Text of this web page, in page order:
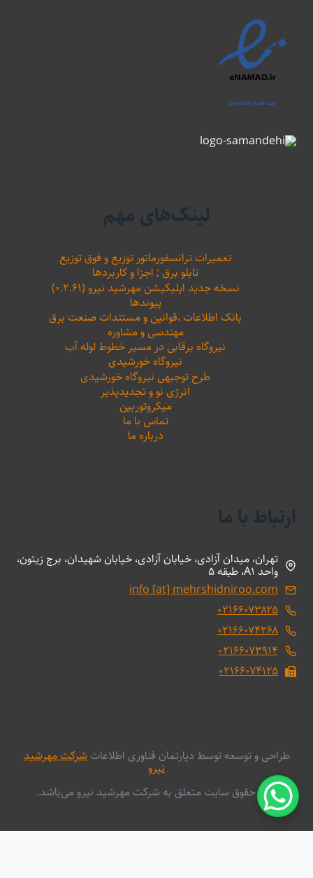
لینک‌های مهم
تعمیرات ترانسفورماتور توزیع و فوق توزیع
تابلو برق ; اجزا و کاربردها
نسخه جدید اپلیکیشن مهرشید نیرو (۰.۲.۶۱)
پیوندها
بانک اطلاعات ،‌قوانین و مستندات صنعت برق
مهندسی و مشاوره
نیروگاه برقابی در مسیر خطوط لوله آب
نیروگاه خورشیدی
طرح توجیهی نیروگاه خورشیدی
انرژی نو و تجدیدپذیر
میکروتوربین
تماس با ما
درباره ما
ارتباط با ما
تهران، میدان آزادی، خیابان آزادی، خیابان شهیدان، برج زیتون،
واحد A1، طبقه 5
info [at] mehrshidniroo.com
۰۲۱۶۶۰۷۳۸۲۵
۰۲۱۶۶۰۷۴۲۶۸
۰۲۱۶۶۰۷۳۹۱۴
۰۲۱۶۶۰۷۴۱۲۵
طراحی و توسعه توسط دپارتمان فناوری اطلاعاتشرکت مهرشید
نیرو
کلیه حقوق سایت متعلق به شرکت مهرشید نیرو می‌باشد.